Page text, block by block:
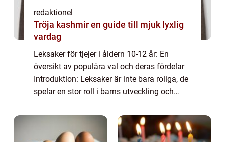
redaktionel
Tröja kashmir en guide till mjuk lyxlig
vardag
Leksaker för tjejer i åldern 10-12 år: En
översikt av populära val och deras fördelar
Introduktion: Leksaker är inte bara roliga, de
spelar en stor roll i barns utveckling och
en närmare titt på leksaker som...